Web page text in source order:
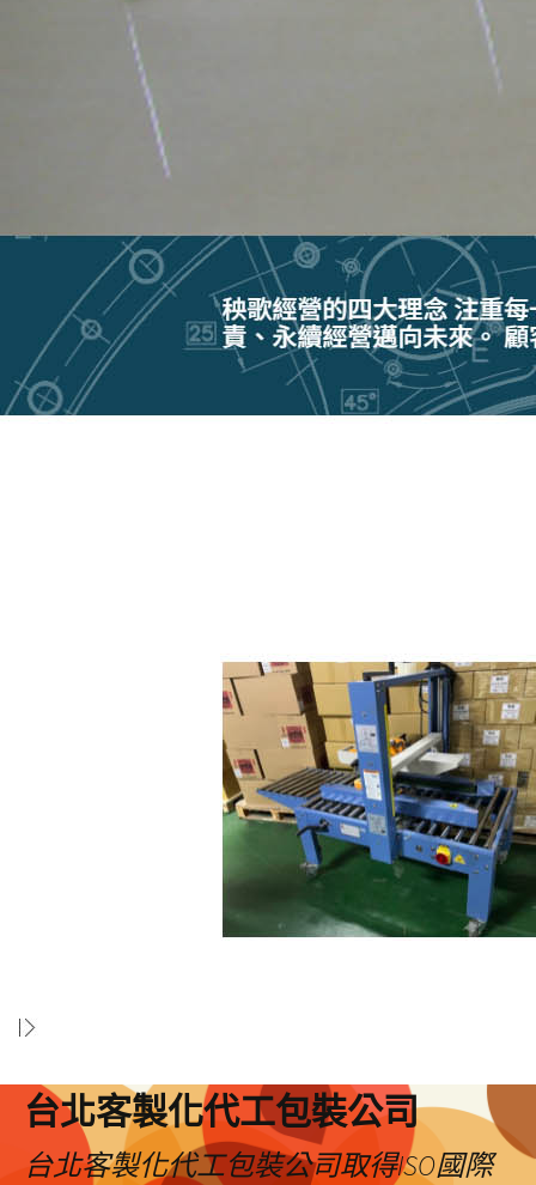
台北客製化代工包裝公司
台北客製化代工包裝公司取得ISO國際